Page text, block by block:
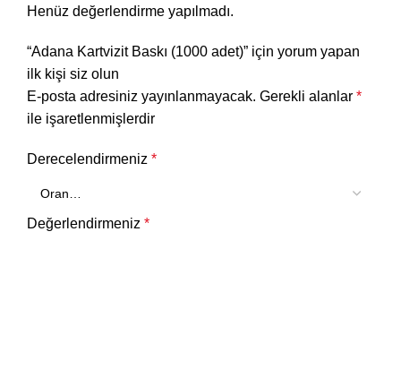
Henüz değerlendirme yapılmadı.
“Adana Kartvizit Baskı (1000 adet)” için yorum yapan
ilk kişi siz olun
E-posta adresiniz yayınlanmayacak. Gerekli alanlar *
ile işaretlenmişlerdir
Derecelendirmeniz *
Değerlendirmeniz *